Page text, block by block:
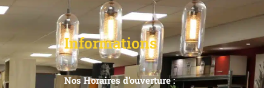
Informations
Nos Horaires d’ouverture :